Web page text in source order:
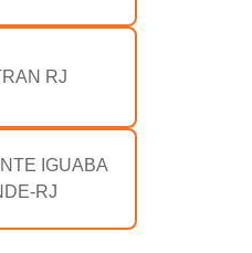
RJ
IGUABA
RJ